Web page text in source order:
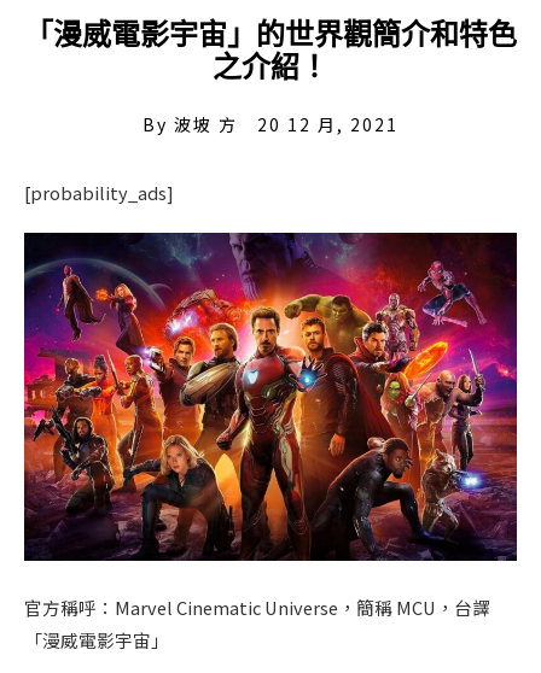
「漫威電影宇宙」的世界觀簡介和特色
之介紹！
By 波坡 方 20 12 月, 2021
[probability_ads]
官方稱呼：Marvel Cinematic Universe，簡稱 MCU，台譯
「漫威電影宇宙」